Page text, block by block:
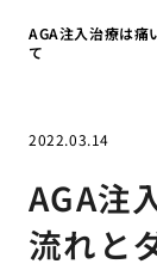
AGA注入治療は痛
て
2022.03.14
AGA注
流れと